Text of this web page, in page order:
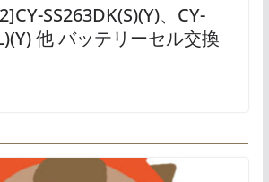
SS263DK(S)(Y)、CY-
他 バッテリーセル交換